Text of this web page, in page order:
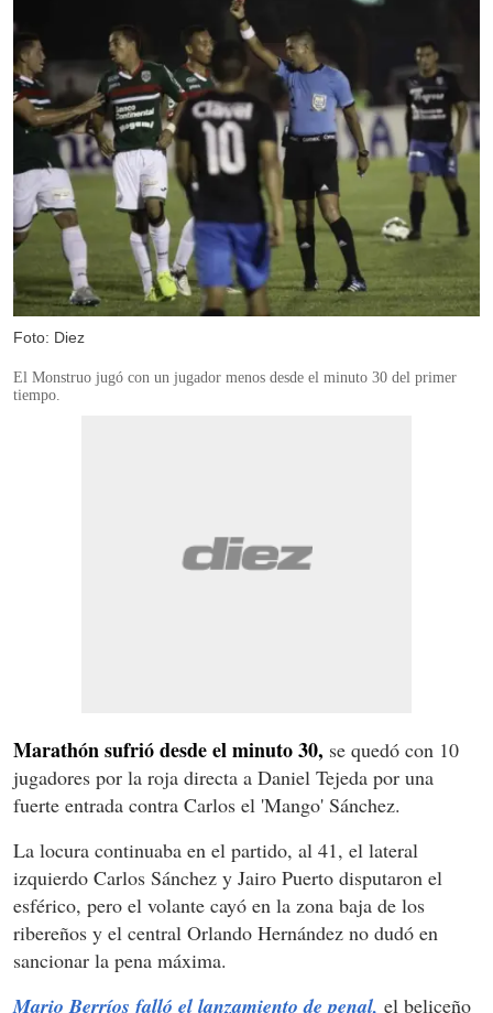
Foto: Diez
El Monstruo jugó con un jugador menos desde el minuto 30 del primer
tiempo.
Marathón sufrió desde el minuto 30, se quedó con 10
jugadores por la roja directa a Daniel Tejeda por una
fuerte entrada contra Carlos el 'Mango' Sánchez.
La locura continuaba en el partido, al 41, el lateral
izquierdo Carlos Sánchez y Jairo Puerto disputaron el
esférico, pero el volante cayó en la zona baja de los
ribereños y el central Orlando Hernández no dudó en
sancionar la pena máxima.
Mario Berríos falló el lanzamiento de penal, el beliceño